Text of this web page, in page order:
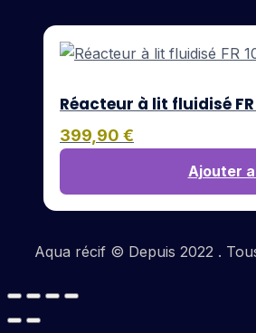
Réacteur à lit fluidisé FR
399,90 €
Ajouter
Aqua récif © Depuis 2022 .